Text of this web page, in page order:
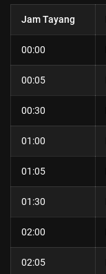
Jam Tayang
00:00
00:05
00:30
01:00
01:05
01:30
02:00
02:05